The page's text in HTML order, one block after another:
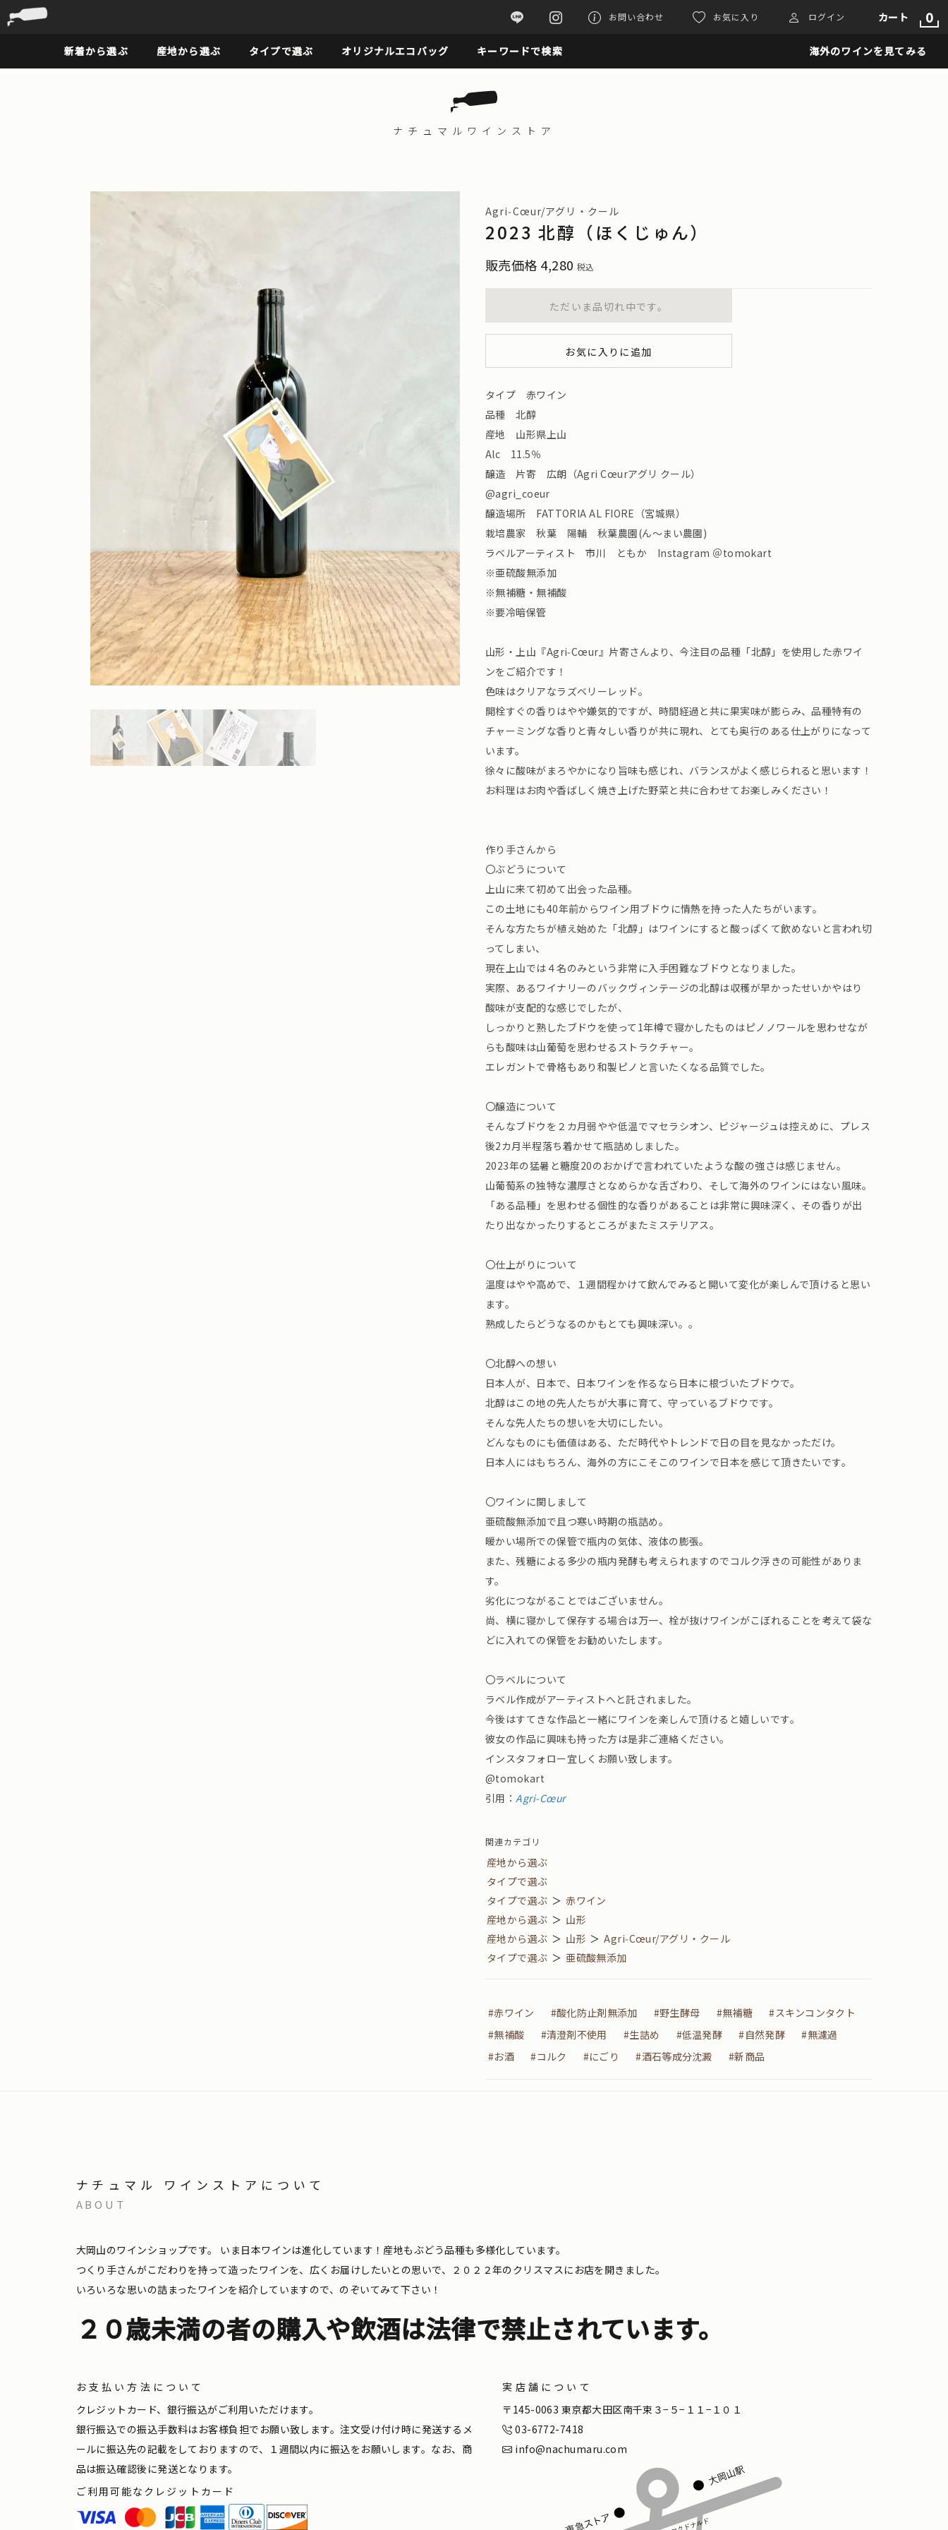
お問い合わせ お気に入り ログイン カート 0
新着から選ぶ 産地から選ぶ タイプで選ぶ オリジナルエコバッグ キーワードで検索 海外のワインを見てみる
ナチュマル ワインストア
Agri‑Cœur/アグリ・クール
2023 北醇（ほくじゅん）
販売価格 4,280 税込
ただいま品切れ中です。
お気に入りに追加
タイプ 赤ワイン
品種 北醇
産地 山形県上山
Alc 11.5％
醸造 片寄 広朗（Agri Cœurアグリ クール）
@agri_coeur
醸造場所 FATTORIA AL FIORE（宮城県）
栽培農家 秋葉 陽輔 秋葉農園(ん～まい農園)
ラベルアーティスト 市川 ともか Instagram ＠tomokart
※亜硫酸無添加
※無補糖・無補酸
※要冷暗保管
山形・上山『Agri‑Cœur』片寄さんより、今注目の品種「北醇」を使用した赤ワイ
ンをご紹介です！
色味はクリアなラズベリーレッド。
開栓すぐの香りはやや嫌気的ですが、時間経過と共に果実味が膨らみ、品種特有の
チャーミングな香りと青々しい香りが共に現れ、とても奥行のある仕上がりになって
います。
徐々に酸味がまろやかになり旨味も感じれ、バランスがよく感じられると思います！
お料理はお肉や香ばしく焼き上げた野菜と共に合わせてお楽しみください！
作り手さんから
〇ぶどうについて
上山に来て初めて出会った品種。
この土地にも40年前からワイン用ブドウに情熱を持った人たちがいます。
そんな方たちが植え始めた「北醇」はワインにすると酸っぱくて飲めないと言われ切
ってしまい、
現在上山では４名のみという非常に入手困難なブドウとなりました。
実際、あるワイナリーのバックヴィンテージの北醇は収穫が早かったせいかやはり
酸味が支配的な感じでしたが、
しっかりと熟したブドウを使って1年樽で寝かしたものはピノノワールを思わせなが
らも酸味は山葡萄を思わせるストラクチャー。
エレガントで骨格もあり和製ピノと言いたくなる品質でした。
〇醸造について
そんなブドウを２カ月弱やや低温でマセラシオン、ピジャージュは控えめに、プレス
後2カ月半程落ち着かせて瓶詰めしました。
2023年の猛暑と糖度20のおかげで言われていたような酸の強さは感じません。
山葡萄系の独特な濃厚さとなめらかな舌ざわり、そして海外のワインにはない風味。
「ある品種」を思わせる個性的な香りがあることは非常に興味深く、その香りが出
たり出なかったりするところがまたミステリアス。
〇仕上がりについて
温度はやや高めで、１週間程かけて飲んでみると開いて変化が楽しんで頂けると思い
ます。
熟成したらどうなるのかもとても興味深い。。
〇北醇への想い
日本人が、日本で、日本ワインを作るなら日本に根づいたブドウで。
北醇はこの地の先人たちが大事に育て、守っているブドウです。
そんな先人たちの想いを大切にしたい。
どんなものにも価値はある、ただ時代やトレンドで日の目を見なかっただけ。
日本人にはもちろん、海外の方にこそこのワインで日本を感じて頂きたいです。
〇ワインに関しまして
亜硫酸無添加で且つ寒い時期の瓶詰め。
暖かい場所での保管で瓶内の気体、液体の膨張。
また、残糖による多少の瓶内発酵も考えられますのでコルク浮きの可能性がありま
す。
劣化につながることではございません。
尚、横に寝かして保存する場合は万一、栓が抜けワインがこぼれることを考えて袋な
どに入れての保管をお勧めいたします。
〇ラベルについて
ラベル作成がアーティストへと託されました。
今後はすてきな作品と一緒にワインを楽しんで頂けると嬉しいです。
彼女の作品に興味も持った方は是非ご連絡ください。
インスタフォロー宜しくお願い致します。
@tomokart
引用：Agri‑Cœur
関連カテゴリ
産地から選ぶ
タイプで選ぶ
タイプで選ぶ ＞ 赤ワイン
産地から選ぶ ＞ 山形
産地から選ぶ ＞ 山形 ＞ Agri‑Cœur/アグリ・クール
タイプで選ぶ ＞ 亜硫酸無添加
#赤ワイン #酸化防止剤無添加 #野生酵母 #無補糖
#スキンコンタクト
#無補酸
#清澄剤不使用 #生詰め #低温発酵 #自然発酵
#無濾過
#お酒
#コルク #にごり #酒石等成分沈澱 #新商品
ナチュマル ワインストアについて
ABOUT
大岡山のワインショップです。
いま日本ワインは進化しています！産地もぶどう品種も多様化しています。
つくり手さんがこだわりを持って造ったワインを、広くお届けしたいとの思いで、２０２２年のクリスマスにお店を開きました。
いろいろな思いの詰まったワインを紹介していますので、のぞいてみて下さい！
２０歳未満の者の購入や飲酒は法律で禁止されています。
お支払い方法について
クレジットカード、銀行振込がご利用いただけます。
銀行振込での振込手数料はお客様負担でお願い致します。注文受け付け時に発送するメ
ールに振込先の記載をしておりますので、１週間以内に振込をお願いします。なお、商
品は振込確認後に発送となります。
ご利用可能なクレジットカード
実店舗について
〒145-0063 東京都大田区南千束３−５−１１−１０１
03-6772-7418
info@nachumaru.com